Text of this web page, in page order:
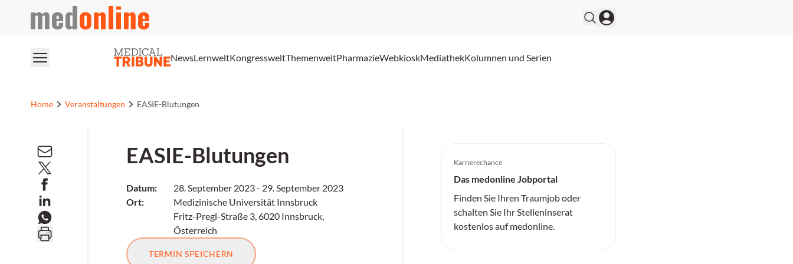
medonline
NewsLernweltKongressweltThemenweltPharmazieWebkioskMediathekKolumnen und Serien
Home Veranstaltungen EASIE-Blutungen
EASIE-Blutungen
Datum: 28. September 2023- 29. September 2023
Ort:
Medizinische Universität Innsbruck
Fritz-Pregl-Straße 3, 6020 Innsbruck,
Österreich
TERMIN SPEICHERN
Karrierechance
Das medonline Jobportal
Finden Sie Ihren Traumjob oder
schalten Sie Ihr Stelleninserat
kostenlos auf medonline.